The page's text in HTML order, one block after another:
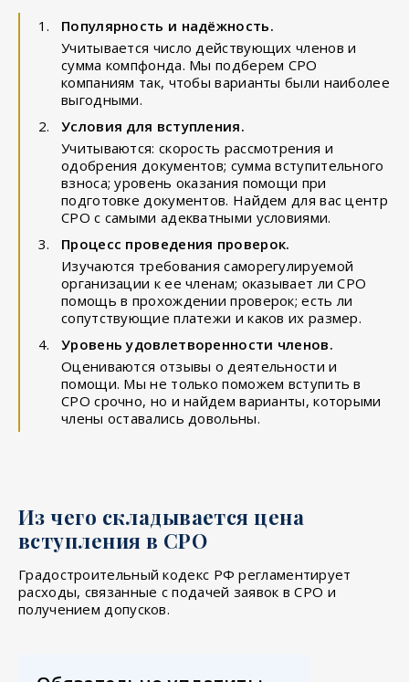
Популярность и надёжность.
Учитывается число действующих членов и
сумма компфонда. Мы подберем СРО
компаниям так, чтобы варианты были наиболее
выгодными.
Условия для вступления.
Учитываются: скорость рассмотрения и
одобрения документов; сумма вступительного
взноса; уровень оказания помощи при
подготовке документов. Найдем для вас центр
СРО с самыми адекватными условиями.
Процесс проведения проверок.
Изучаются требования саморегулируемой
организации к ее членам; оказывает ли СРО
помощь в прохождении проверок; есть ли
сопутствующие платежи и каков их размер.
Уровень удовлетворенности членов.
Оцениваются отзывы о деятельности и
помощи. Мы не только поможем вступить в
СРО срочно, но и найдем варианты, которыми
члены оставались довольны.
Из чего складывается цена
вступления в СРО
Градостроительный кодекс РФ регламентирует
расходы, связанные с подачей заявок в СРО и
получением допусков.